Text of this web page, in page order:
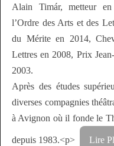
Alain Timár, metteur en
l’Ordre des Arts et des
du Mérite en 2014,
Lettres en 2008, Prix
2003.
Après des études
diverses compagnies
à Avignon où il fonde le
depuis 1983.<p> Lire